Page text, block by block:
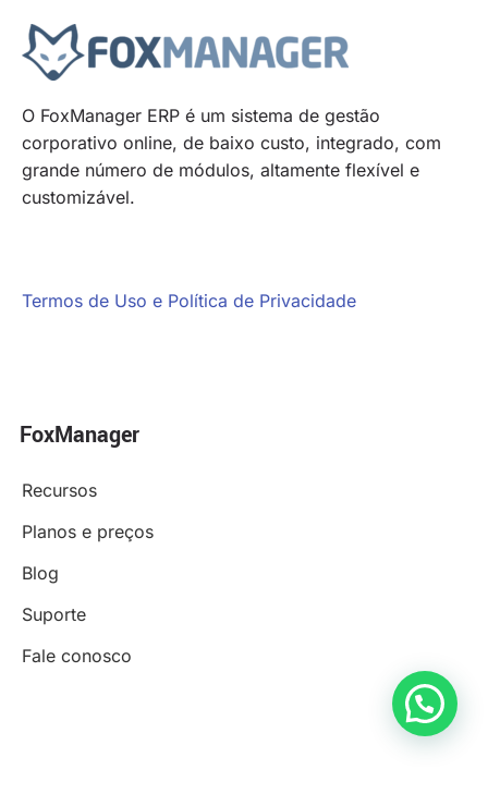
O FoxManager ERP é um sistema de gestão
corporativo online, de baixo custo, integrado, com
grande número de módulos, altamente flexível e
customizável.
Termos de Uso e Política de Privacidade
FoxManager
Recursos
Planos e preços
Blog
Suporte
Fale conosco